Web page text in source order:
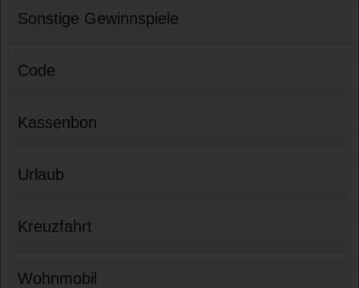
Sonstige Gewinnspiele
Code
Kassenbon
Urlaub
Kreuzfahrt
Wohnmobil